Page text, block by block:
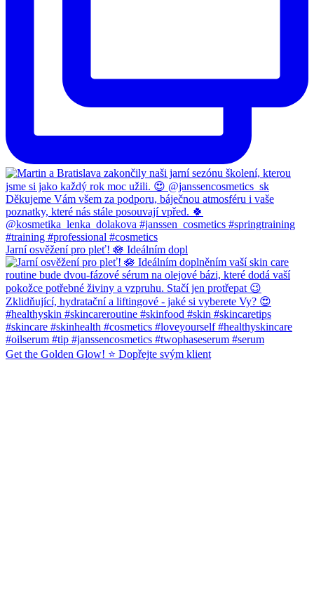
Jarní osvěžení pro pleť! 🪷 Ideálním dopl
Get the Golden Glow! ⭐️ Dopřejte svým klient